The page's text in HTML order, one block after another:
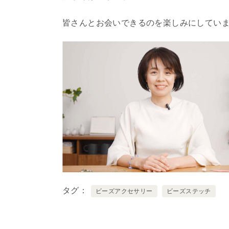
皆さんとお会いできるのを楽しみにしてい
タグ ビーズアクセサリー ビーズステッチ